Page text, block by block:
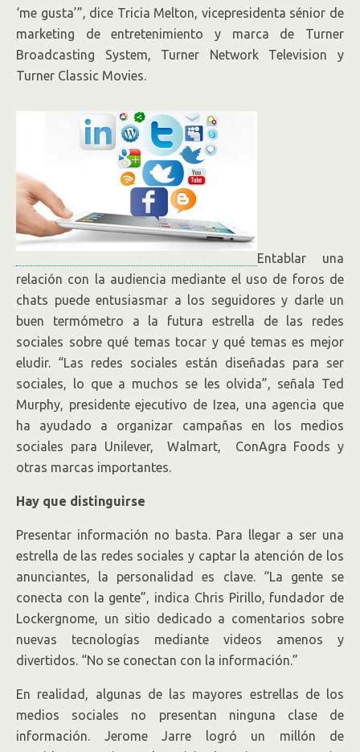
‘me gusta’”, dice Tricia Melton, vicepresidenta sénior de
marketing de entretenimiento y marca de Turner
Broadcasting System, Turner Network Television y
Turner Classic Movies.
Entablar una
relación con la audiencia mediante el uso de foros de
chats puede entusiasmar a los seguidores y darle un
buen termómetro a la futura estrella de las redes
sociales sobre qué temas tocar y qué temas es mejor
eludir. “Las redes sociales están diseñadas para ser
sociales, lo que a muchos se les olvida”, señala Ted
Murphy, presidente ejecutivo de Izea, una agencia que
ha ayudado a organizar campañas en los medios
sociales para Unilever, Walmart, ConAgra Foods y
otras marcas importantes.
Hay que distinguirse
Presentar información no basta. Para llegar a ser una
estrella de las redes sociales y captar la atención de los
anunciantes, la personalidad es clave. “La gente se
conecta con la gente”, indica Chris Pirillo, fundador de
Lockergnome, un sitio dedicado a comentarios sobre
nuevas tecnologías mediante videos amenos y
divertidos. “No se conectan con la información.”
En realidad, algunas de las mayores estrellas de los
medios sociales no presentan ninguna clase de
información. Jerome Jarre logró un millón de